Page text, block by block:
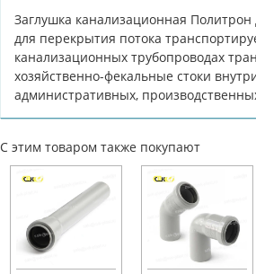
Заглушка канализационная Политрон
для перекрытия потока
канализационных трубопроводах
хозяйственно-фекальные стоки
административных,
С этим товаром также покупают